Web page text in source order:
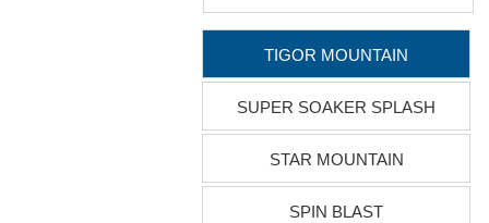
TIGOR MOUNTAIN
SUPER SOAKER SPLASH
STAR MOUNTAIN
SPIN BLAST